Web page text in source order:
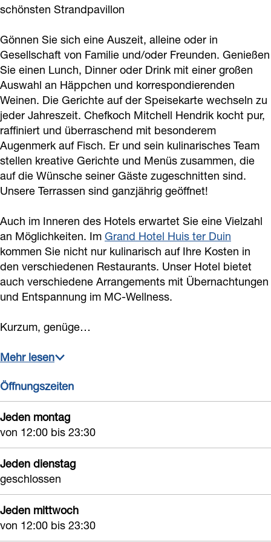
a
H
o
u
s
e
B
a
c
h
H
o
u
e
s
e
c
h
H
o
u
s
e
e
c
H
o
u
s
e
r
B
a
c
h
H
u
s
o
B
r
e
a
k
e
r
s
B
a
c
h
H
o
s
e
r
m
B
r
e
a
k
e
r
s
e
a
c
h
H
u
s
schönsten Strandpavillon
Gönnen Sie sich eine Auszeit, alleine oder in
Gesellschaft von Familie und/oder Freunden. Genießen
Sie einen Lunch, Dinner oder Drink mit einer großen
Auswahl an Häppchen und korrespondierenden
Weinen. Die Gerichte auf der Speisekarte wechseln zu
jeder Jahreszeit. Chefkoch Mitchell Hendrik kocht pur,
raffiniert und überraschend mit besonderem
Augenmerk auf Fisch. Er und sein kulinarisches Team
stellen kreative Gerichte und Menüs zusammen, die
auf die Wünsche seiner Gäste zugeschnitten sind.
Unsere Terrassen sind ganzjährig geöffnet!
Auch im Inneren des Hotels erwartet Sie eine Vielzahl
an Möglichkeiten. Im Grand Hotel Huis ter Duin
kommen Sie nicht nur kulinarisch auf Ihre Kosten in
den verschiedenen Restaurants. Unser Hotel bietet
auch verschiedene Arrangements mit Übernachtungen
und Entspannung im MC-Wellness.
Kurzum, genüge…
Mehr lesen
Öffnungszeiten
Jeden montag
von 12:00 bis 23:30
Jeden dienstag
geschlossen
Jeden mittwoch
von 12:00 bis 23:30